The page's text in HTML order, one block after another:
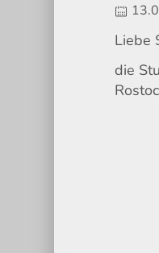
Liebe
die